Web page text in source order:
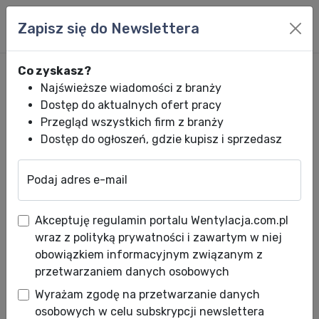
Dlaczego warto mieć w domu
nawilżacze powietrza?
Data publikacji: 18.11.2024
Nie od dziś wiadomo, że suche powietrze w
Zapisz się do Newslettera
Co zyskasz?
Najświeższe wiadomości z branży
Dostęp do aktualnych ofert pracy
Przegląd wszystkich firm z branży
Dostęp do ogłoszeń, gdzie kupisz i sprzedasz
Podaj adres e-mail
Akceptuję regulamin portalu Wentylacja.com.pl
wraz z polityką prywatności i zawartym w niej
obowiązkiem informacyjnym związanym z
przetwarzaniem danych osobowych
Wyrażam zgodę na przetwarzanie danych
osobowych w celu subskrypcji newslettera